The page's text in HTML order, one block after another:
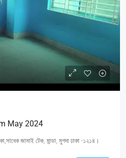
May 2024
জামাই টেক, মান্ডা, মুগদা ঢাকা -১২১৪।